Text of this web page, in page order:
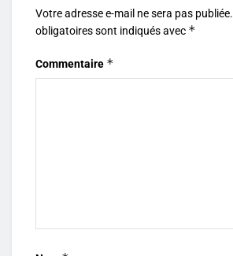
Votre adresse e-mail ne sera pas publiée.
obligatoires sont indiqués avec *
Commentaire *